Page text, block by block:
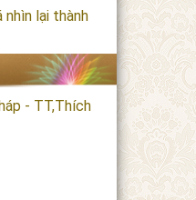
nhìn lại thành
- TT,Thích